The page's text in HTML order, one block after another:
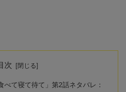
次
べて寝て待て」第2話ネタバレ：